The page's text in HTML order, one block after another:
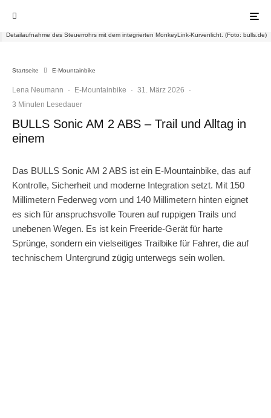
Detailaufnahme des Steuerrohrs mit dem integrierten MonkeyLink-Kurvenlicht. (Foto: bulls.de)
Startseite E-Mountainbike
Lena Neumann · E-Mountainbike · 31. März 2026
·
3 Minuten Lesedauer
BULLS Sonic AM 2 ABS – Trail und Alltag in
einem
Das BULLS Sonic AM 2 ABS ist ein E-Mountainbike, das auf
Kontrolle, Sicherheit und moderne Integration setzt. Mit 150
Millimetern Federweg vorn und 140 Millimetern hinten eignet
es sich für anspruchsvolle Touren auf ruppigen Trails und
unebenen Wegen. Es ist kein Freeride-Gerät für harte
Sprünge, sondern ein vielseitiges Trailbike für Fahrer, die auf
technischem Untergrund zügig unterwegs sein wollen.